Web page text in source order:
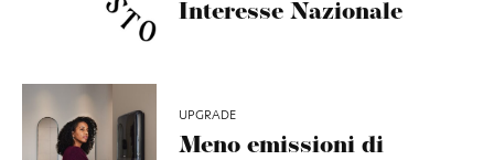
Interesse Nazionale
UPGRADE
Meno emissioni di